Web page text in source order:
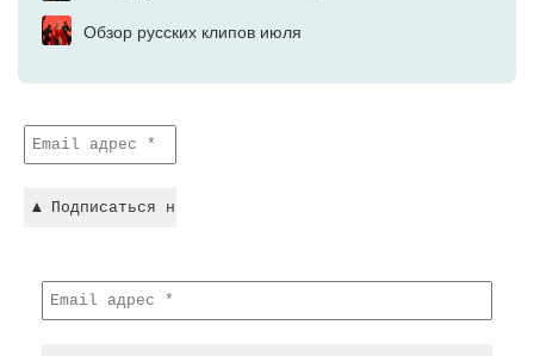
Обзор русских клипов июля